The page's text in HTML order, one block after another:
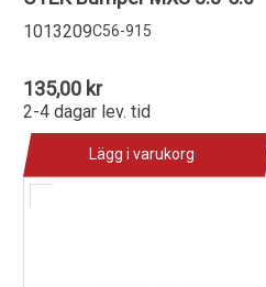
1013209C56-915
135,00 kr
2-4 dagar lev. tid
Lägg i varukorg